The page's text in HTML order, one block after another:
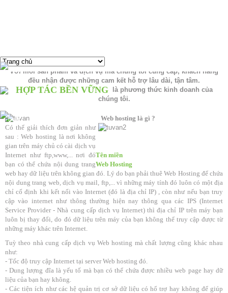
About Us
Với mỗi sản phẩm và dịch vụ mà chúng tôi cung cấp, khách hàng
đều nhận được những cam kết hỗ trợ lâu dài, tận tâm.
HỢP TÁC BỀN VỮNGlà phương thức kinh doanh của
chúng tôi.
Tên miền
Web Hosting
Web hosting là gì ?
Có thể giải thích đơn giản như
sau : Web hosting là nơi không
gian trên máy chủ có cài dịch vụ
Internet như ftp,www,... nơi đó
bạn có thể chứa nội dung trang
web hay dữ liệu trên không gian đó. Lý do bạn phải thuê Web Hosting để chứa
nội dung trang web, dịch vụ mail, ftp,... vì những máy tính đó luôn có một địa
chỉ cố định khi kết nối vào Internet (đó là địa chỉ IP) , còn như nếu bạn truy
cập vào internet như thông thường hiện nay thông qua các IPS (Internet
Service Provider - Nhà cung cấp dịch vụ Internet) thì địa chỉ IP trên máy bạn
luôn bị thay đổi, do đó dữ liệu trên máy của bạn không thể truy cập được từ
những máy khác trên Internet.
Tuỳ theo nhà cung cấp dịch vụ Web hosting mà chất lượng cũng khác nhau
như:
- Tốc độ truy cập Internet tại server Web hosting đó.
- Dung lượng đĩa là yếu tố mà bạn có thể chứa được nhiều web page hay dữ
liệu của bạn hay không.
- Các tiện ích như các hệ quản trị cơ sở dữ liệu có hổ trợ hay không để giúp